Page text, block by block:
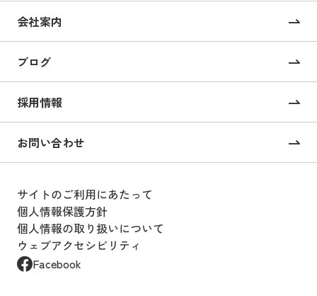
コーポレートサイト制作
採用サイト制作
CMS構築・導入
オンライン校正ツール “UI Collabo”
Webコンサルティング
Webサイト運用支援
Webサイト運用・設計
Webサイト運用のアウトソーシング
サービス “BOOST”
会社案内
ブログ
採用情報
お問い合わせ
サイトのご利用にあたって
個人情報保護方針
個人情報の取り扱いについて
ウェブアクセシビリティ
Facebook